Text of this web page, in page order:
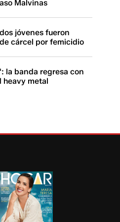
Malvinas
jóvenes fueron
cárcel por femicidio
la banda regresa con
heavy metal